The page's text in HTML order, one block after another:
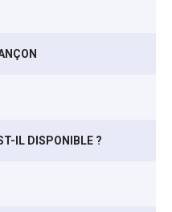
IL DISPONIBLE ?